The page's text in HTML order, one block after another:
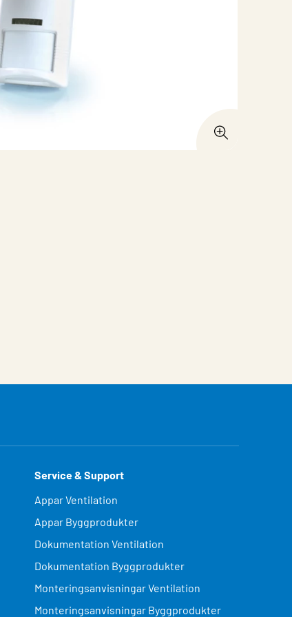
Service & Support
Appar Ventilation
Appar Byggprodukter
Dokumentation Ventilation
Dokumentation Byggprodukter
Monteringsanvisningar Ventilation
Monteringsanvisningar Byggprodukter